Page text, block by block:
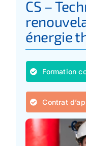
CS –
énergie
Formation
Contrat